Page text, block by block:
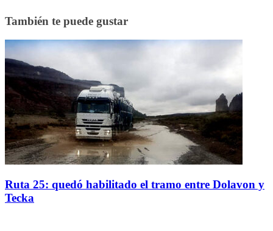
También te puede gustar
Ruta 25: quedó habilitado el tramo entre Dolavon y
Tecka